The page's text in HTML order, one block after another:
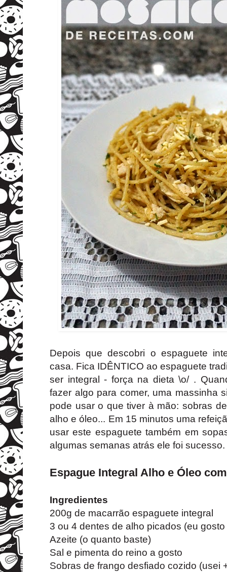
Depois que descobri o espaguete
casa. Fica IDÊNTICO ao espaguete
ser integral - força na dieta \o/ .
fazer algo para comer, uma massinha
pode usar o que tiver à mão: sobras
alho e óleo... Em 15 minutos uma
usar este espaguete também em
algumas semanas atrás ele foi sucesso.
Espague Integral Alho e Óleo
Ingredientes
200g de macarrão espaguete integral
3 ou 4 dentes de alho picados (eu
Azeite (o quanto baste)
Sal e pimenta do reino a gosto
Sobras de frango desfiado cozido (usei